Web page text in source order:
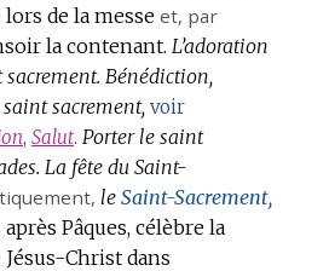
de la messe et, par
la contenant. L’adoration
Bénédiction,
sacrement, voir
, Salut. Porter le saint
La fête du Saint-
, le Saint-Sacrement,
Pâques, célèbre la
Christ dans